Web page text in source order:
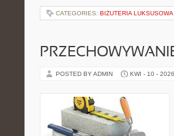
CATEGORIES: BIŻUTERIA
POSTED BY ADMIN KWI - 10 - 2026